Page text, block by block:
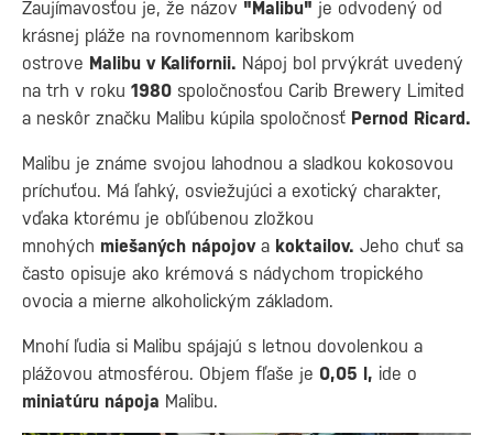
Zaujímavosťou je, že názov "Malibu" je odvodený od
krásnej pláže na rovnomennom karibskom
ostrove Malibu v Kalifornii. Nápoj bol prvýkrát uvedený
na trh v roku 1980 spoločnosťou Carib Brewery Limited
a neskôr značku Malibu kúpila spoločnosť Pernod Ricard.
Malibu je známe svojou lahodnou a sladkou kokosovou
príchuťou. Má ľahký, osviežujúci a exotický charakter,
vďaka ktorému je obľúbenou zložkou
mnohých miešaných nápojova koktailov. Jeho chuť sa
často opisuje ako krémová s nádychom tropického
ovocia a mierne alkoholickým základom.
Mnohí ľudia si Malibu spájajú s letnou dovolenkou a
plážovou atmosférou. Objem fľaše je 0,05 l, ide o
miniatúru nápoja Malibu.